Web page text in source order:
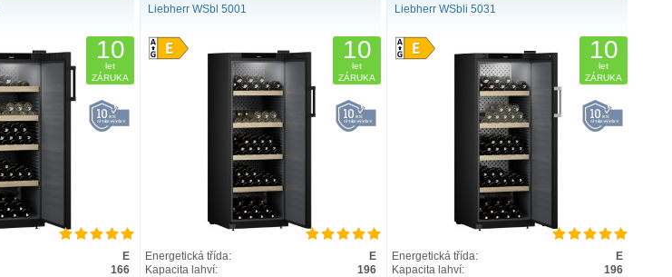
10
let
ZÁRUKA
E
166
Liebherr WSbl 5001
10
let
ZÁRUKA
Energetická třída:
E
Kapacita lahví:
196
Liebherr WSbli 5031
10
let
ZÁRUKA
Energetická třída:
E
Kapacita lahví:
196